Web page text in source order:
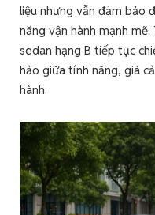
liệu nhưng vẫn đảm bảo
năng vận hành mạnh
sedan hạng B tiếp tục
hảo giữa tính năng, giá
hành.